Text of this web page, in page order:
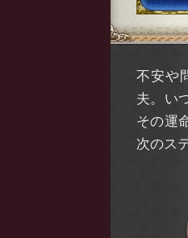
不安や
夫。い
その運
次のス